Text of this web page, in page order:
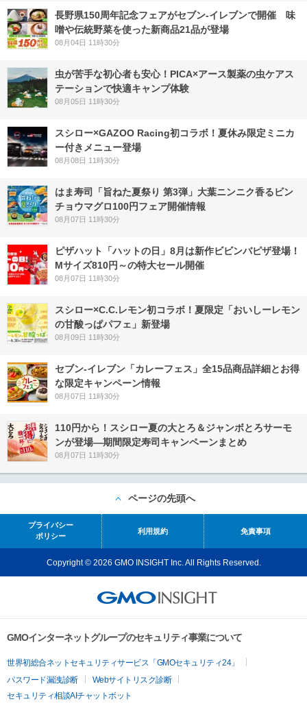
長野県150周年記念フェアがセブン-イレブンで開催 味
噌や伝統野菜を使った新商品21品が登場
08月04日 11時30分
虫が苦手な初心者も安心！PICA×アース製薬の虫ケアス
テーションで快適キャンプ体験
08月05日 11時30分
スシロー×GAZOO Racing初コラボ！夏休み限定ミニカ
ー付きメニュー登場
08月08日 11時30分
はま寿司「旨ねた夏祭り 第3弾」大葉ニンニク香るビン
チョウマグロ100円フェア開催情報
08月07日 11時30分
ピザハット「ハットの日」8月は新作ビビンバピザ登場！
Mサイズ810円～の特大セール開催
08月07日 11時30分
スシロー×C.C.レモン初コラボ！夏限定「おいしーレモン
の甘酸っぱパフェ」新登場
08月09日 11時30分
セブン‐イレブン「カレーフェス」全15品商品詳細とお得
な限定キャンペーン情報
08月07日 11時30分
110円から！スシロー夏の大とろ＆ジャンボとろサーモ
ンが登場―期間限定寿司キャンペーンまとめ
08月07日 11時30分
ページの先頭へ
プライバシー
ポリシー
利用規約 免責事項
Copyright © 2026 GMO INSIGHT Inc. All Rights Reserved.
GMOインターネットグループのセキュリティ事業について
世界初総合ネットセキュリティサービス「GMOセキュリティ24」
パスワード漏洩診断
Webサイトリスク診断
セキュリティ相談AIチャットボット